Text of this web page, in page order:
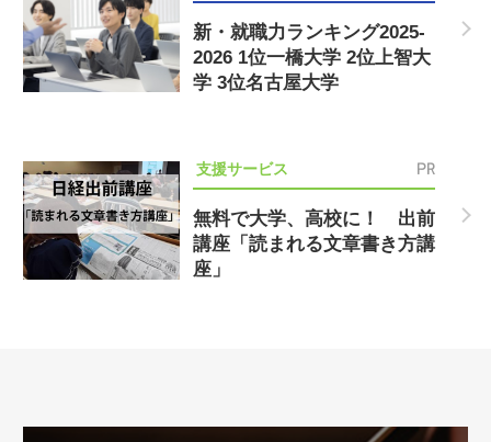
新・就職力ランキング2025-
2026 1位一橋大学 2位上智大
学 3位名古屋大学
支援サービス PR
無料で大学、高校に！ 出前
講座「読まれる文章書き方講
座」